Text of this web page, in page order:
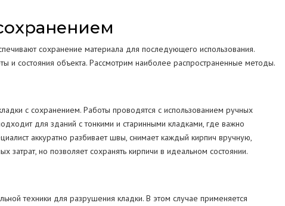
сохранение материала для последующего использования.
и состояния объекта. Рассмотрим наиболее распространенные методы.
с сохранением. Работы проводятся с использованием ручных
для зданий с тонкими и старинными кладками, где важно
аккуратно разбивает швы, снимает каждый кирпич вручную,
затрат, но позволяет сохранять кирпичи в идеальном состоянии.
техники для разрушения кладки. В этом случае применяется